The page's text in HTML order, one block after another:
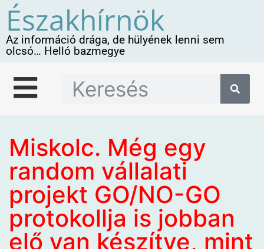
Északhírnök
Az információ drága, de hülyének lenni sem
olcsó… Helló bazmegye
Miskolc. Még egy
random vállalati
projekt GO/NO-GO
protokollja is jobban
elő van készítve, mint